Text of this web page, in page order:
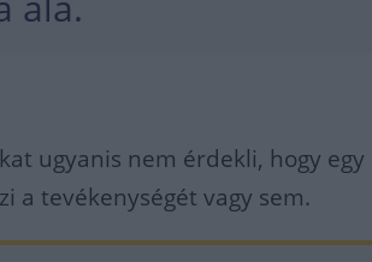
ugyanis nem érdekli, hogy egy
a tevékenységét vagy sem.